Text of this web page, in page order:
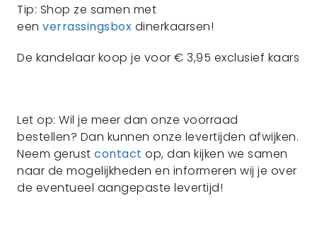
Tip: Shop ze samen met
een verrassingsbox dinerkaarsen!
De kandelaar koop je voor € 3,95 exclusief kaars
Let op: Wil je meer dan onze voorraad
bestellen? Dan kunnen onze levertijden afwijken.
Neem gerust contact op, dan kijken we samen
naar de mogelijkheden en informeren wij je over
de eventueel aangepaste levertijd!